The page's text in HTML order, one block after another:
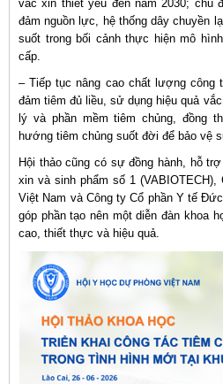
vắc xin thiết yếu đến năm 2030; chủ
đảm nguồn lực, hệ thống dây chuyền
suốt trong bối cảnh thực hiện mô
cấp.
– Tiếp tục nâng cao chất lượng công
đảm tiêm đủ liều, sử dụng hiệu quả
lý và phần mềm tiêm chủng, đồng
hướng tiêm chủng suốt đời để bảo vệ
Hội thảo cũng có sự đồng hành, hỗ
xin và sinh phẩm số 1 (VABIOTECH),
Việt Nam và Công ty Cổ phần Y tế
góp phần tạo nên một diễn đàn khoa
cao, thiết thực và hiệu quả.